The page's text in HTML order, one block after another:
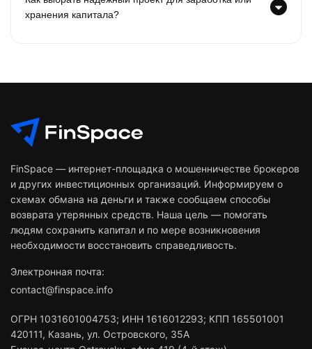
хранения капитала?
FinSpace — интернет-площадка о мошенничестве брокеров
и других инвестиционных организаций. Информируем о
схемах обмана на деньги и также сообщаем способы
возврата утерянных средств. Наша цель — помогать
людям сохранить капитал и по мере возникновения
необходимости восстановить справедливость.
Электронная почта:
contact@finspace.info
ОГРН 1031601004753; ИНН 1616012293; КПП 165501001
420111, Казань, ул. Островского, 35А